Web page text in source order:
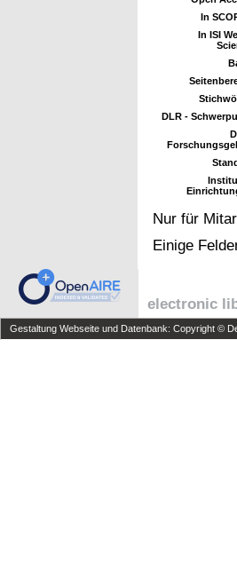
In
In ISI
DLR -
Nur für
Einige
electronic
Gestaltung Webseite und Datenbank: Copyright ©